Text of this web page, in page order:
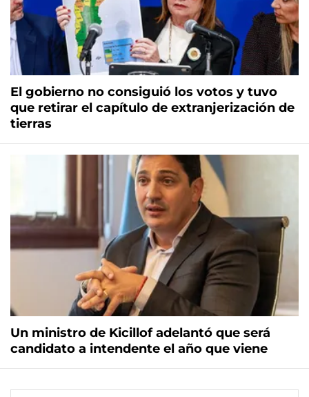
El gobierno no consiguió los votos y tuvo
que retirar el capítulo de extranjerización de
tierras
Un ministro de Kicillof adelantó que será
candidato a intendente el año que viene